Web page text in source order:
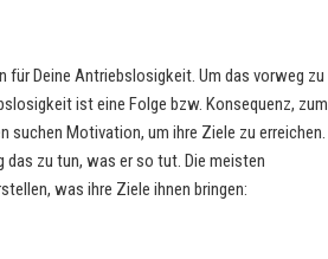
Deine Antriebslosigkeit. Um das vorweg zu
ist eine Folge bzw. Konsequenz, zum
suchen Motivation, um ihre Ziele zu erreichen.
das zu tun, was er so tut. Die meisten
was ihre Ziele ihnen bringen: